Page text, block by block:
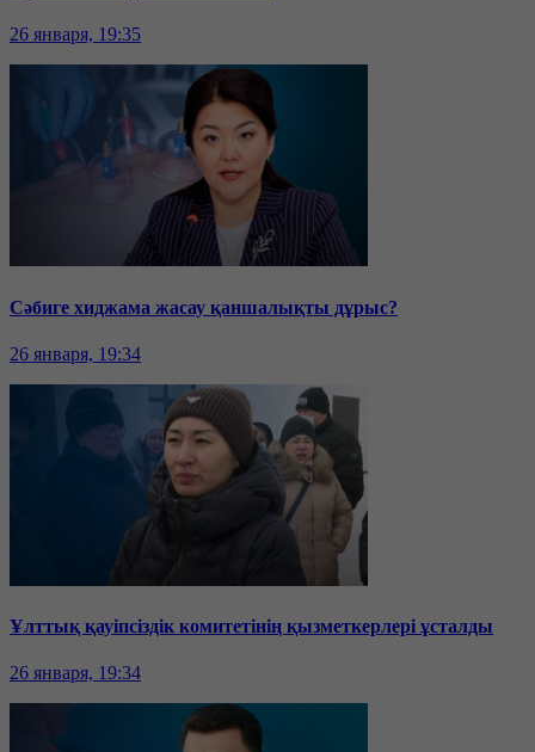
26 января, 19:35
Сәбиге хиджама жасау қаншалықты дұрыс?
26 января, 19:34
Ұлттық қауіпсіздік комитетінің қызметкерлері ұсталды
26 января, 19:34